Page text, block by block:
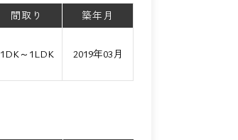
間取り
築年月
1DK～1LDK 2019年03月